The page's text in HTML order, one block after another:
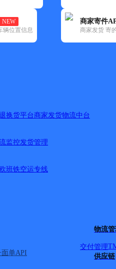
NEW
辆位置信息
商家寄件
商家发货 寄
换货平台商家发货物流中台
监控发货管理
班铁空运专线
面单API
物流
交付管理
供应链
07-14 00:00:00
旗区
旗区新乡市小店工业园区转盘